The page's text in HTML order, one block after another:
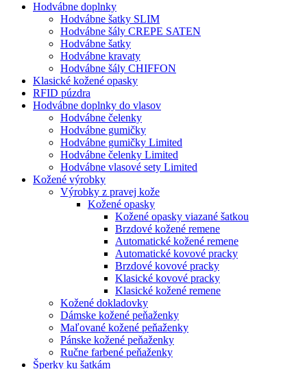
Hodvábne doplnky
Hodvábne šatky SLIM
Hodvábne šály CREPE SATEN
Hodvábne šatky
Hodvábne kravaty
Hodvábne šály CHIFFON
Klasické kožené opasky
RFID púzdra
Hodvábne doplnky do vlasov
Hodvábne čelenky
Hodvábne gumičky
Hodvábne gumičky Limited
Hodvábne čelenky Limited
Hodvábne vlasové sety Limited
Kožené výrobky
Výrobky z pravej kože
Kožené opasky
Kožené opasky viazané šatkou
Brzdové kožené remene
Automatické kožené remene
Automatické kovové pracky
Brzdové kovové pracky
Klasické kovové pracky
Klasické kožené remene
Kožené dokladovky
Dámske kožené peňaženky
Maľované kožené peňaženky
Pánske kožené peňaženky
Ručne farbené peňaženky
Šperky ku šatkám